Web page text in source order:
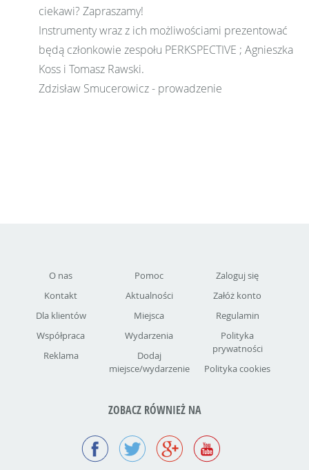
ciekawi? Zapraszamy!
Instrumenty wraz z ich możliwościami prezentować
będą członkowie zespołu PERKSPECTIVE ; Agnieszka
Koss i Tomasz Rawski.
Zdzisław Smucerowicz - prowadzenie
O nas
Kontakt
Dla klientów
Współpraca
Reklama
Pomoc
Aktualności
Miejsca
Wydarzenia
Dodaj
miejsce/wydarzenie
Zaloguj się
Załóż konto
Regulamin
Polityka
prywatności
Polityka cookies
ZOBACZ RÓWNIEŻ NA